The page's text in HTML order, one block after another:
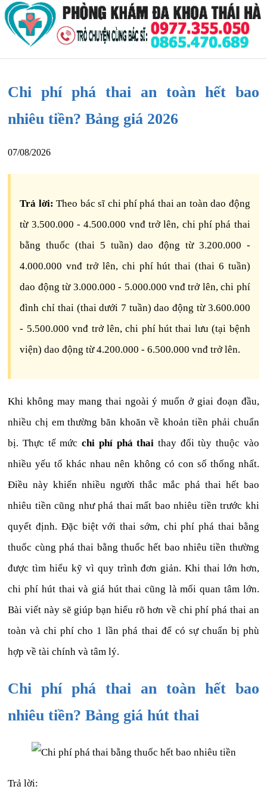
Chi phí phá thai an toàn hết bao
nhiêu tiền? Bảng giá 2026
07/08/2026
Trả lời:Theo bác sĩ chi phí phá thai an toàn dao động
từ 3.500.000 - 4.500.000 vnđ trở lên, chi phí phá thai
bằng thuốc (thai 5 tuần) dao động từ 3.200.000 -
4.000.000 vnđ trở lên, chi phí hút thai (thai 6 tuần)
dao động từ 3.000.000 - 5.000.000 vnđ trở lên, chi phí
đình chỉ thai (thai dưới 7 tuần) dao động từ 3.600.000
- 5.500.000 vnđ trở lên, chi phí hút thai lưu (tại bệnh
viện) dao động từ 4.200.000 - 6.500.000 vnđ trở lên.
Khi không may mang thai ngoài ý muốn ở giai đoạn đầu,
nhiều chị em thường băn khoăn về khoản tiền phải chuẩn
bị. Thực tế mứcchi phí phá thai thay đổi tùy thuộc vào
nhiều yếu tố khác nhau nên không có con số thống nhất.
Điều này khiến nhiều người thắc mắc phá thai hết bao
nhiêu tiền cũng như phá thai mất bao nhiêu tiền trước khi
quyết định. Đặc biệt với thai sớm, chi phí phá thai bằng
thuốc cùng phá thai bằng thuốc hết bao nhiêu tiền thường
được tìm hiểu kỹ vì quy trình đơn giản. Khi thai lớn hơn,
chi phí hút thai và giá hút thai cũng là mối quan tâm lớn.
Bài viết này sẽ giúp bạn hiểu rõ hơn về chi phí phá thai an
toàn và chi phí cho 1 lần phá thai để có sự chuẩn bị phù
hợp về tài chính và tâm lý.
Chi phí phá thai an toàn hết bao
nhiêu tiền? Bảng giá hút thai
Trả lời: